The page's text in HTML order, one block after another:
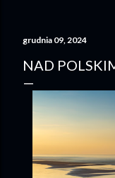
grudnia 09, 2024
NAD